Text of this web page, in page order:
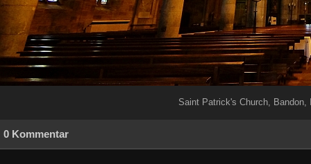
Saint Patrick's Church, Bandon,
0 Kommentar